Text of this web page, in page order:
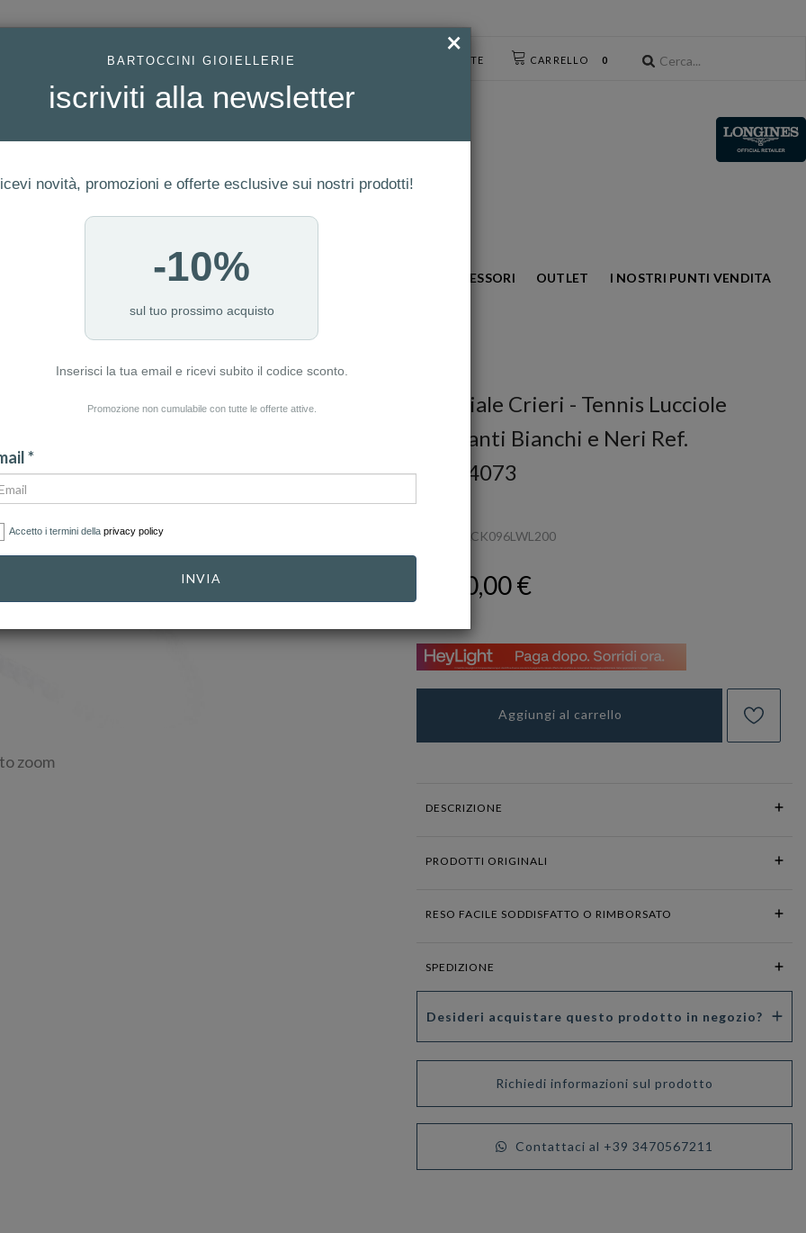
CARRELLO 0
ACCESSO UTENTE
GIOIELLI MODA OROLOGI ACCESSORI OUTLET I NOSTRI PUNTI VENDITA
zoom
Bracciale Crieri - Tennis Lucciole
Diamanti Bianchi e Neri Ref.
00004073
BTELCK096LWL200
1.700,00 €
Aggiungi al carrello
DESCRIZIONE
PRODOTTI ORIGINALI
RESO FACILE SODDISFATTO O RIMBORSATO
SPEDIZIONE
Desideri acquistare questo prodotto in negozio?
Richiedi informazioni sul prodotto
Contattaci al +39 3470567211
×
BARTOCCINI GIOIELLERIE
iscriviti alla newsletter
novità, promozioni e offerte esclusive sui nostri prodotti!
-10%
sul tuo prossimo acquisto
Inserisci la tua email e ricevi subito il codice sconto.
Promozione non cumulabile con tutte le offerte attive.
*
Accetto i termini della privacy policy
INVIA